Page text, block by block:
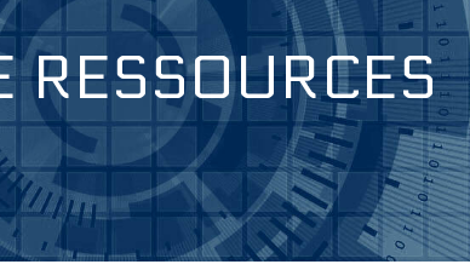
RESSOURCES